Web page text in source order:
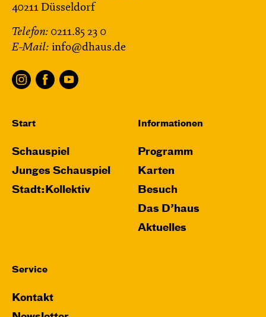
40211 Düsseldorf
Telefon: 0211.85 23 0
E-Mail: info@dhaus.de
Start
Schauspiel
Junges Schauspiel
Stadt:Kollektiv
Informationen
Programm
Karten
Besuch
Das D’haus
Aktuelles
Service
Kontakt